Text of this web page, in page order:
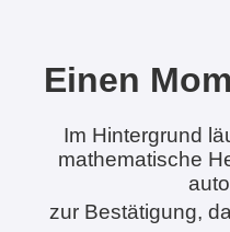
Einen
Im Hintergrund
mathematische
zur Bestätigung,